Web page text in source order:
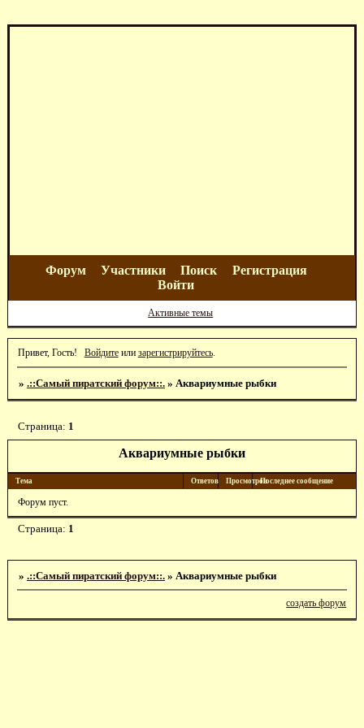
Форум Участники Поиск
Регистрация
Войти
Активные темы
Привет, Гость! Войдитеили зарегистрируйтесь.
» .::Самый пиратский форум::. » Аквариумные рыбки
Аквариумные рыбки
Страница: 1
Тема Ответов ПросмотровПоследнее сообщение
Форум пуст.
Страница: 1
» .::Самый пиратский форум::. » Аквариумные рыбки
создать форум